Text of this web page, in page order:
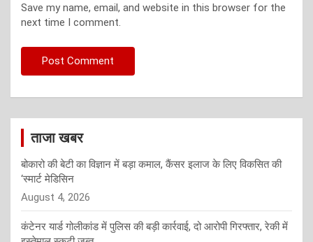
Save my name, email, and website in this browser for the
next time I comment.
ताजा खबर
बोकारो की बेटी का विज्ञान में बड़ा कमाल, कैंसर इलाज के लिए विकसित की
‘स्मार्ट मेडिसिन
August 4, 2026
कंटेनर यार्ड गोलीकांड में पुलिस की बड़ी कार्रवाई, दो आरोपी गिरफ्तार, रेकी में